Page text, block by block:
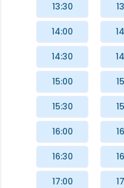
13:30
14:00
14:30
15:00
15:30
16:00
16:30
17:00